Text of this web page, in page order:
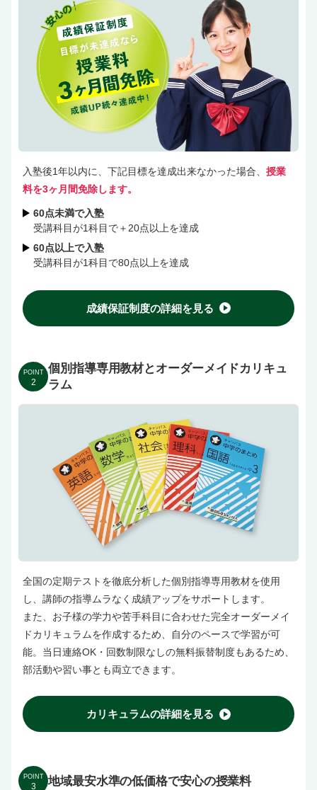
入塾後1年以内に、下記目標を達成出来なかった場合、 授業
料を3ヶ月間免除します。
60点未満で入塾
受講科目が1科目で＋20点以上を達成
60点以上で入塾
受講科目が1科目で80点以上を達成
成績保証制度の詳細を見る
POINT
2
個別指導専用教材とオーダーメイドカリキュ
ラム
全国の定期テストを徹底分析した個別指導専用教材を使用
し、講師の指導ムラなく成績アップをサポートします。
また、お子様の学力や苦手科目に合わせた完全オーダーメイ
ドカリキュラムを作成するため、自分のペースで学習が可
能。当日連絡OK・回数制限なしの無料振替制度もあるため、
部活動や習い事とも両立できます。
カリキュラムの詳細を見る
POINT
3 地域最安水準の低価格で安心の授業料